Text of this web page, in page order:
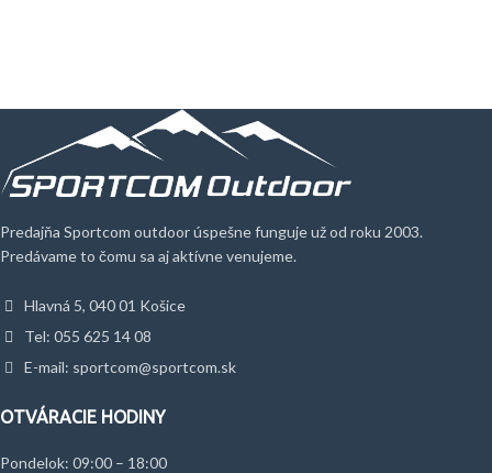
Predajňa Sportcom outdoor úspešne funguje už od roku 2003.
Predávame to čomu sa aj aktívne venujeme.
Hlavná 5, 040 01 Košice
Tel: 055 625 14 08
E-mail: sportcom@sportcom.sk
OTVÁRACIE HODINY
Pondelok: 09:00 – 18:00